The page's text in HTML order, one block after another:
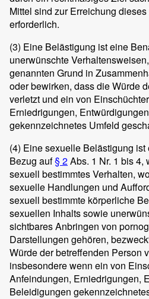
Mittel sind zur Erreichung
erforderlich.
(3) Eine Belästigung ist eine
unerwünschte
genannten Grund in
oder bewirken, dass die Würde
verletzt und ein von
Erniedrigungen,
gekennzeichnetes Umfeld
(4) Eine sexuelle Belästigung
Bezug auf§ 2Abs. 1 Nr. 1 bis 4,
sexuell bestimmtes Verhalten,
sexuelle Handlungen und
sexuell bestimmte körperliche
sexuellen Inhalts sowie
sichtbares Anbringen von
Darstellungen gehören,
Würde der betreffenden Person
insbesondere wenn ein von
Anfeindungen, Erniedrigungen,
Beleidigungen